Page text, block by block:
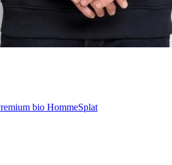
bio HommeSplat